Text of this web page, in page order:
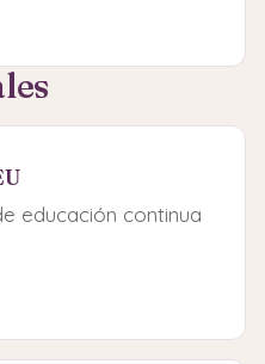
educación continua